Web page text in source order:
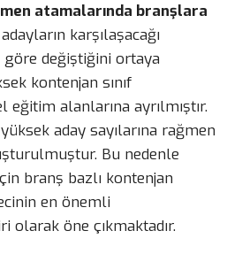
atamalarında branşlara
karşılaşacağı
değiştiğini ortaya
kontenjan sınıf
alanlarına ayrılmıştır.
aday sayılarına rağmen
Bu nedenle
branş bazlı kontenjan
en önemli
olarak öne çıkmaktadır.